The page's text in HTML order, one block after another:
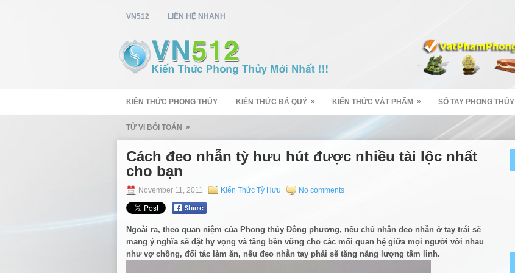
VN512 LIÊN HỆ NHANH
KIÊN THỨC PHONG THỦY KIẾN THỨC ĐÁ QUÝ » KIẾN THỨC VẬT PHẨM » SỔ TAY PHONG THỦY
TỬ VI BÓI TOÁN »
Cách đeo nhẫn tỳ hưu hút được nhiều tài lộc nhất
cho bạn
November 11, 2011 Kiến Thức Tỳ Hưu No comments
Ngoài ra, theo quan niệm của Phong thủy Đông phương, nếu chủ nhân đeo nhẫn ở tay trái sẽ
mang ý nghĩa sẽ đặt hy vọng và tăng bền vững cho các mối quan hệ giữa mọi người với nhau
như vợ chồng, đối tác làm ăn, nếu đeo nhẫn tay phải sẽ tăng năng lượng tâm linh.